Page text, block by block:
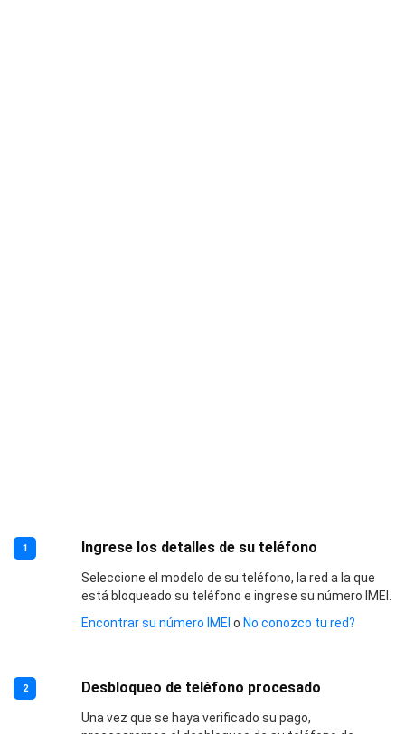
1 Ingrese los detalles de su teléfono
Seleccione el modelo de su teléfono, la red a la que
está bloqueado su teléfono e ingrese su número IMEI.
Encontrar su número IMEI o No conozco tu red?
2 Desbloqueo de teléfono procesado
Una vez que se haya verificado su pago,